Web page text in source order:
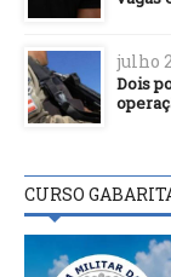
julho
Dois
CURSO